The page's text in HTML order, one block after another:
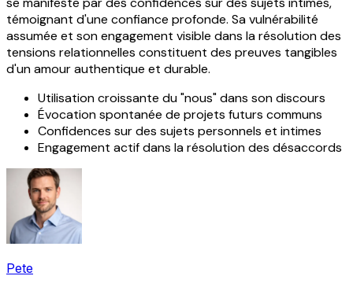
témoignant d'une confiance profonde. Sa vulnérabilité
assumée et son engagement visible dans la résolution des
tensions relationnelles constituent des preuves tangibles
d'un amour authentique et durable.
Utilisation croissante du "nous" dans son discours
Évocation spontanée de projets futurs communs
Confidences sur des sujets personnels et intimes
Engagement actif dans la résolution des désaccords
Pete